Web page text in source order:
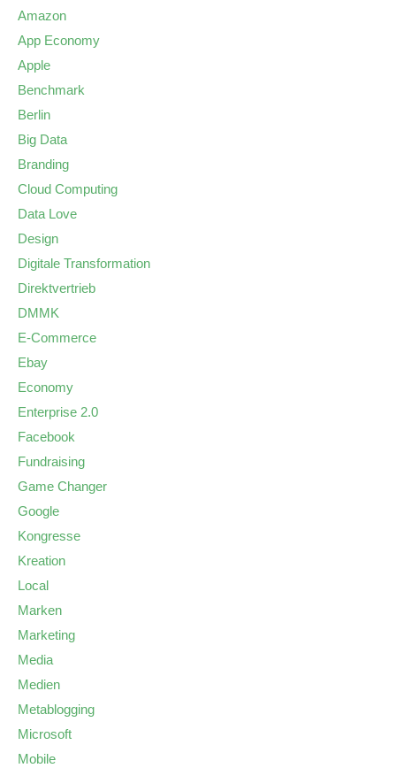
Amazon
App Economy
Apple
Benchmark
Berlin
Big Data
Branding
Cloud Computing
Data Love
Design
Digitale Transformation
Direktvertrieb
DMMK
E-Commerce
Ebay
Economy
Enterprise 2.0
Facebook
Fundraising
Game Changer
Google
Kongresse
Kreation
Local
Marken
Marketing
Media
Medien
Metablogging
Microsoft
Mobile